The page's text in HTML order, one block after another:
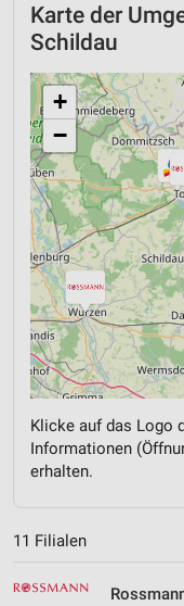
Karte der
Schildau
+
−
Klicke auf das Logo
Informationen
erhalten.
11 Filialen